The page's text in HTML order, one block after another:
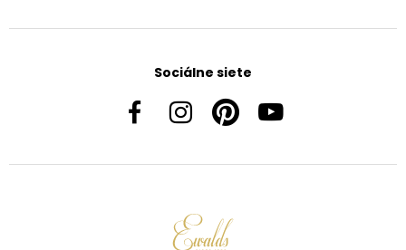
Sociálne siete